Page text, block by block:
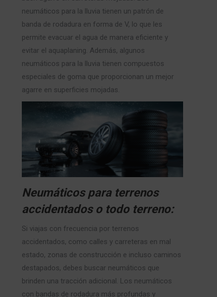
neumáticos para la lluvia tienen un patrón de
banda de rodadura en forma de V, lo que les
permite evacuar el agua de manera eficiente y
evitar el aquaplaning. Además, algunos
neumáticos para la lluvia tienen compuestos
especiales de goma que proporcionan un mejor
agarre en superficies mojadas.
Neumáticos para terrenos
accidentados o todo terreno:
Si viajas con frecuencia por terrenos
accidentados, como calles y carreteras en mal
estado, zonas de construcción e incluso caminos
destapados, debes buscar neumáticos que
brinden una tracción adicional. Los neumáticos
con bandas de rodadura más profundas y